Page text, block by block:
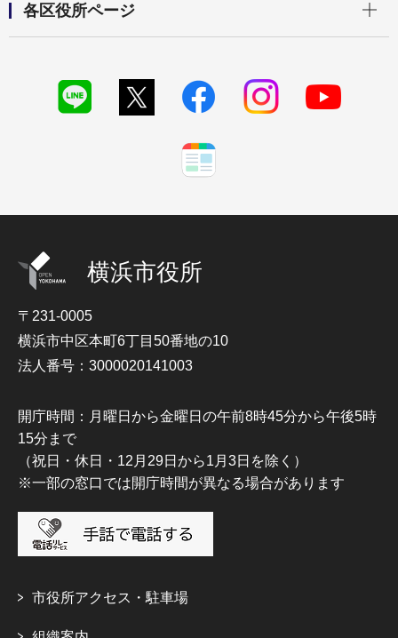
各区役所ページ
横浜市役所
〒231-0005
横浜市中区本町6丁目50番地の10
法人番号：3000020141003
開庁時間：月曜日から金曜日の午前8時45分から午後5時
15分まで
（祝日・休日・12月29日から1月3日を除く）
※一部の窓口では開庁時間が異なる場合があります
市役所アクセス・駐車場